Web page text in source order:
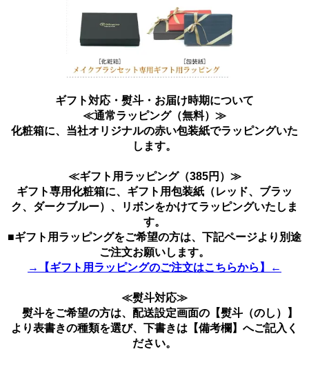
ギフト対応・熨斗・お届け時期について
≪通常ラッピング（無料）≫
化粧箱に、当社オリジナルの赤い包装紙でラッピングいた
します。
≪ギフト用ラッピング（385円）≫
ギフト専用化粧箱に、ギフト用包装紙（レッド、ブラッ
ク、ダークブルー）、リボンをかけてラッピングいたしま
す。
■ギフト用ラッピングをご希望の方は、下記ページより別途
ご注文お願いします。
→【ギフト用ラッピングのご注文はこちらから】←
≪熨斗対応≫
熨斗をご希望の方は、配送設定画面の【熨斗（のし）】
より表書きの種類を選び、下書きは【備考欄】へご記入く
ださい。